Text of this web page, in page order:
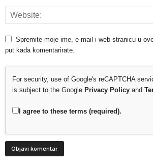
Spremite moje ime, e-mail i web stranicu u
put kada komentarirate.
For security, use of Google's reCAPTCHA
is subject to the Google Privacy Policy and
I agree to these terms (required).